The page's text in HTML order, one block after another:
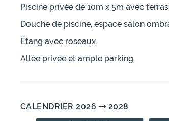
Piscine privée de 10m x 5m avec
Douche de piscine, espace salon
Étang avec roseaux.
Allée privée et ample parking.
CALENDRIER 2026
2028